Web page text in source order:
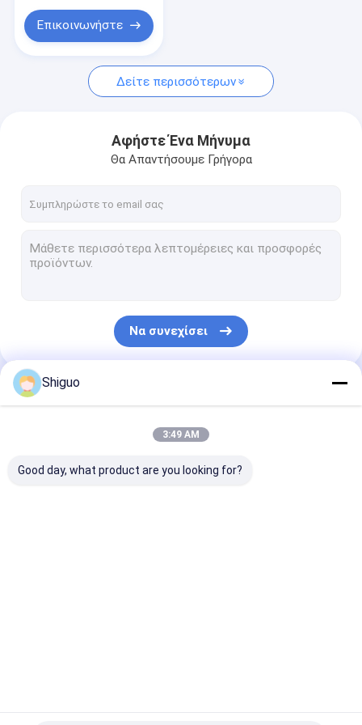
Έγγραφο απόδειξης πετρελαίου
Φύλλο αφρού EPDM
Σφραγίδα βιομηχανικού πετρελαίου
Σφραγίσεις
Επικοινωνήστε
Δείτε περισσότερων
Αφήστε Ένα Μήνυμα
Θα Απαντήσουμε Γρήγορα
Να συνεχίσει
Οι Κατηγορίες Μας
Shiguo
3:49 AM
Good day, what product are you looking for?